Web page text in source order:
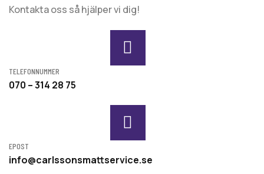
Kontakta oss så hjälper vi dig!
TELEFONNUMMER
070 – 314 28 75
EPOST
info@carlssonsmattservice.se